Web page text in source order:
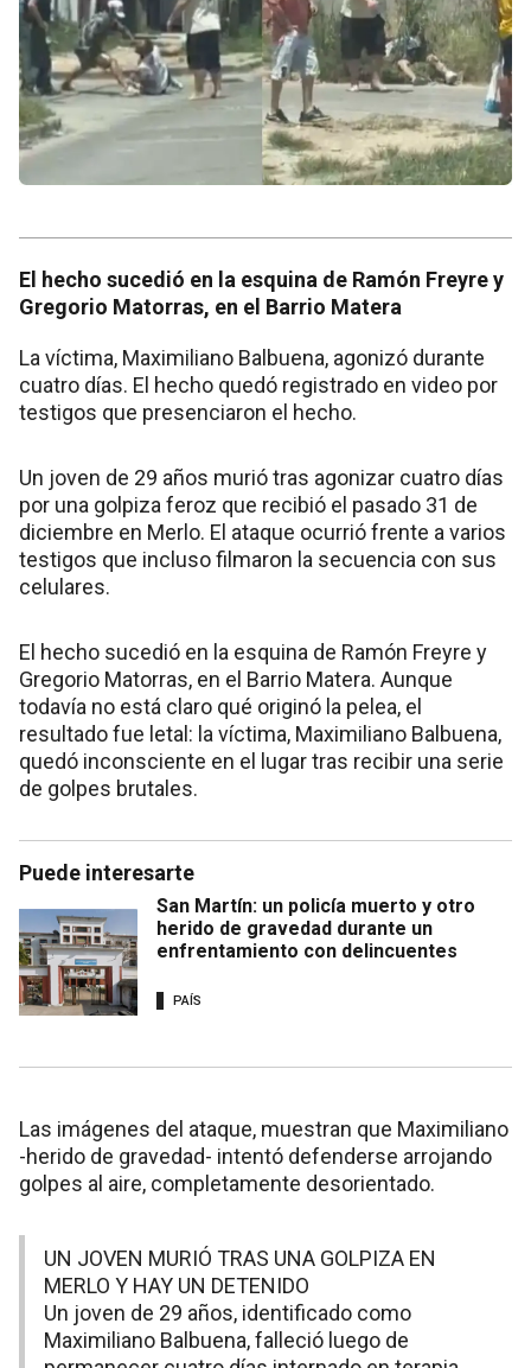
El hecho sucedió en la esquina de Ramón Freyre y
Gregorio Matorras, en el Barrio Matera
La víctima, Maximiliano Balbuena, agonizó durante
cuatro días. El hecho quedó registrado en video por
testigos que presenciaron el hecho.
Un joven de 29 años murió tras agonizar cuatro días
por una golpiza feroz que recibió el pasado 31 de
diciembre en Merlo. El ataque ocurrió frente a varios
testigos que incluso filmaron la secuencia con sus
celulares.
El hecho sucedió en la esquina de Ramón Freyre y
Gregorio Matorras, en el Barrio Matera. Aunque
todavía no está claro qué originó la pelea, el
resultado fue letal: la víctima, Maximiliano Balbuena,
quedó inconsciente en el lugar tras recibir una serie
de golpes brutales.
Puede interesarte
San Martín: un policía muerto y otro
herido de gravedad durante un
enfrentamiento con delincuentes
PAÍS
Las imágenes del ataque, muestran que Maximiliano
-herido de gravedad- intentó defenderse arrojando
golpes al aire, completamente desorientado.
UN JOVEN MURIÓ TRAS UNA GOLPIZA EN
MERLO Y HAY UN DETENIDO
Un joven de 29 años, identificado como
Maximiliano Balbuena, falleció luego de